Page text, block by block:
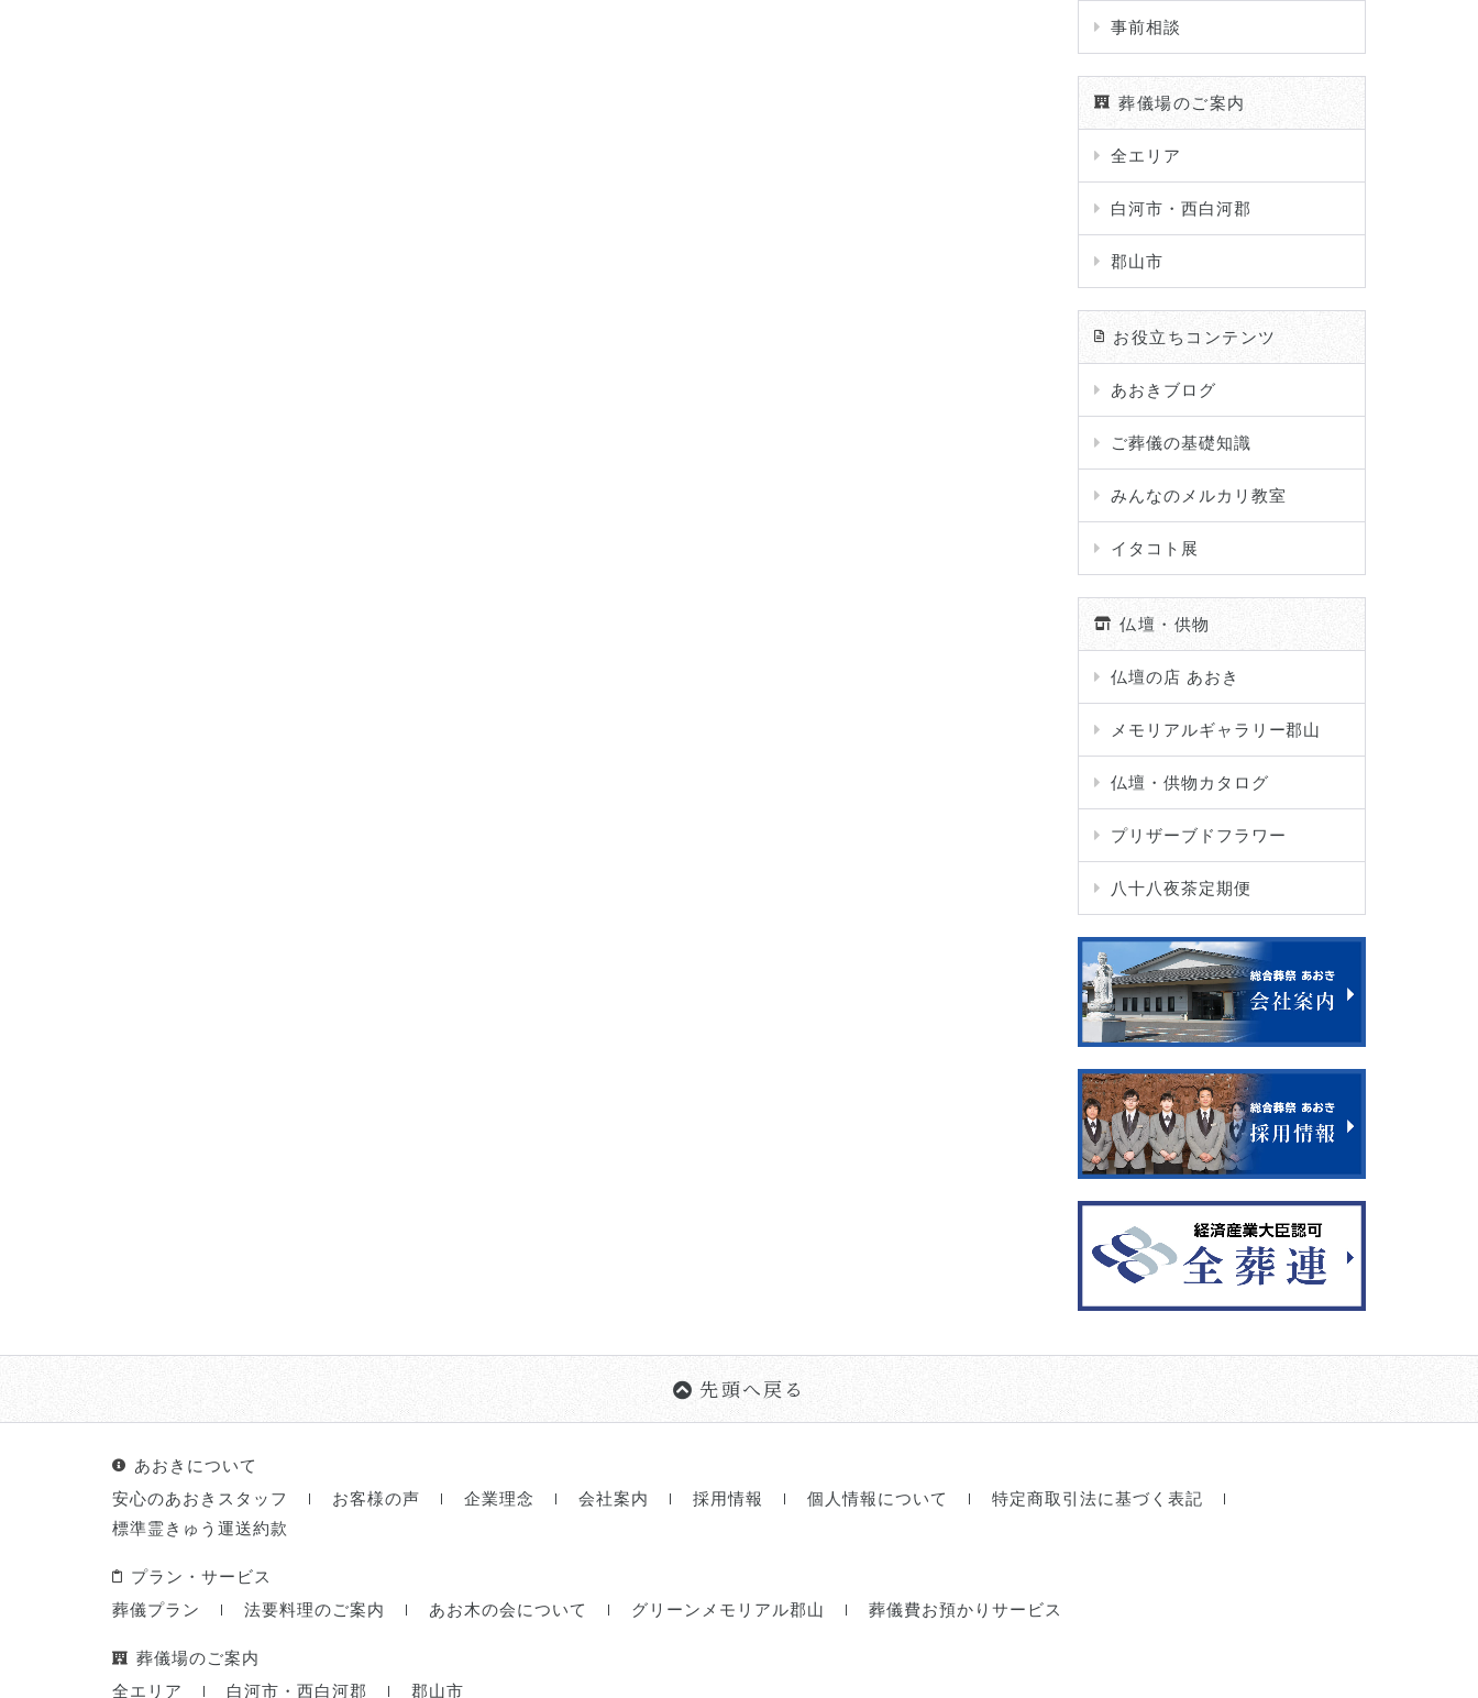
事前相談
葬儀場のご案内
全エリア
白河市・西白河郡
郡山市
お役立ちコンテンツ
あおきブログ
ご葬儀の基礎知識
みんなのメルカリ教室
イタコト展
仏壇・供物
仏壇の店 あおき
メモリアルギャラリー郡山
仏壇・供物カタログ
プリザーブドフラワー
八十八夜茶定期便
先頭へ戻る
あおきについて
安心のあおきスタッフ
お客様の声 企業理念 会社案内 採用情報 個人情報について
特定商取引法に基づく表記
標準霊きゅう運送約款
プラン・サービス
葬儀プラン
法要料理のご案内 あお木の会について グリーンメモリアル郡山 葬儀費お預かりサービス
葬儀場のご案内
全エリア
白河市・西白河郡 郡山市